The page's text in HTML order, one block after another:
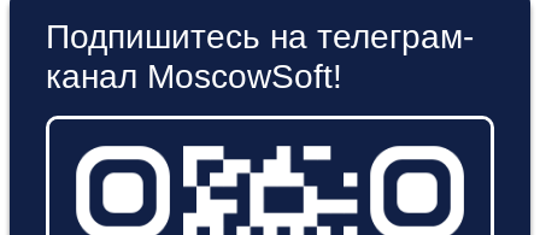
Подпишитесь на телеграм-
канал MoscowSoft!